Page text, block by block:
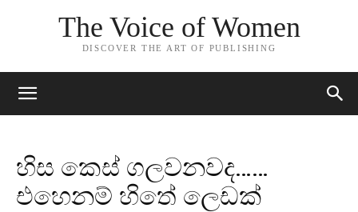
The Voice of Women
DISCOVER THE ART OF PUBLISHING
හිස කෙස් ගලවනවද……
එහෙනම් හිතේ ලෙඩක්